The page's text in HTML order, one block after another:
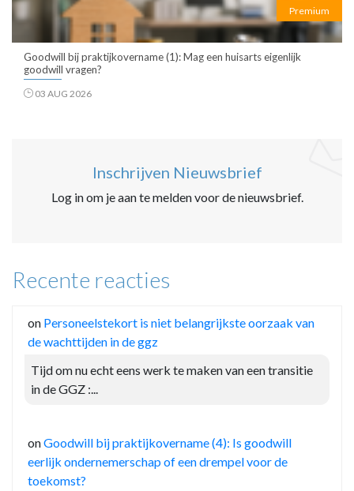
Premium
Goodwill bij praktijkovername (1): Mag een huisarts eigenlijk
goodwill vragen?
03 AUG 2026
Inschrijven Nieuwsbrief
Log in om je aan te melden voor de nieuwsbrief.
Recente reacties
on Personeelstekort is niet belangrijkste oorzaak van
de wachttijden in de ggz
Tijd om nu echt eens werk te maken van een transitie
in de GGZ :...
onGoodwill bij praktijkovername (4): Is goodwill
eerlijk ondernemerschap of een drempel voor de
toekomst?